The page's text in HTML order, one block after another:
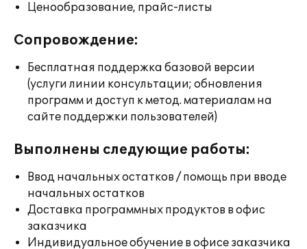
Ценообразование, прайс-листы
Сопровождение:
Бесплатная поддержка базовой версии
(услуги линии консультации; обновления
программ и доступ к метод. материалам на
сайте поддержки пользователей)
Выполнены следующие работы:
Ввод начальных остатков / помощь при вводе
начальных остатков
Доставка программных продуктов в офис
заказчика
Индивидуальное обучение в офисе заказчика